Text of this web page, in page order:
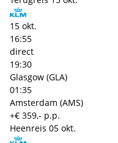
15 okt.
16:55
direct
19:30
Glasgow (GLA)
01:35
Amsterdam (AMS)
+€ 359,- p.p.
Heenreis 05 okt.